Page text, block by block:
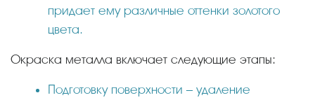
придает ему различные оттенки золотого
цвета.
Окраска металла включает следующие этапы:
Подготовку поверхности – удаление